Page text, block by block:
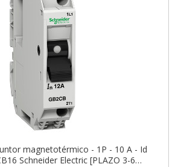
magnetotérmico - 1P - 10 A - Id
Schneider Electric [PLAZO 3-6